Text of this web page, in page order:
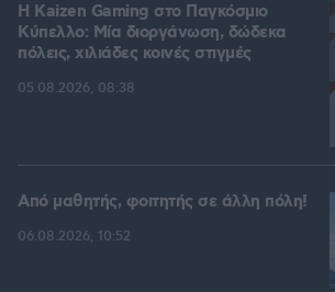
H Kaizen Gaming στο Παγκόσμιο
Kύπελλο: Μία διοργάνωση, δώδεκα
πόλεις, χιλιάδες κοινές στιγμές
05.08.2026, 08:38
Από μαθητής, φοιτητής σε άλλη πόλη!
06.08.2026, 10:52